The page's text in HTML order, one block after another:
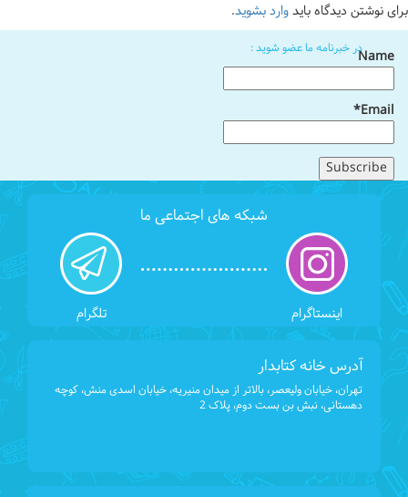
برای نوشتن دیدگاه بایدوارد بشوید.
در خبرنامه ما عضو شوید :Name
Email*
شبکه های اجتماعی ما
اینستاگرام تلگرام
آدرس خانه کتابدار
تهران، خیابان ولیعصر، بالاتر از میدان منیریه، خیابان اسدی منش، کوچه
دهستانی، نبش بن بست دوم، پلاک 2